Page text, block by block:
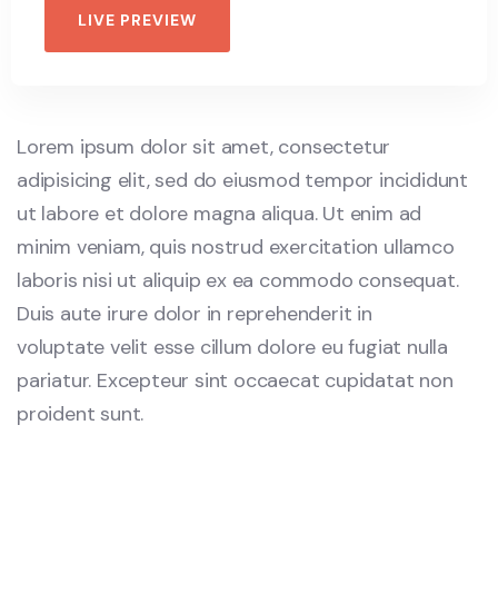
LIVE PREVIEW
Lorem ipsum dolor sit amet, consectetur
adipisicing elit, sed do eiusmod tempor incididunt
ut labore et dolore magna aliqua. Ut enim ad
minim veniam, quis nostrud exercitation ullamco
laboris nisi ut aliquip ex ea commodo consequat.
Duis aute irure dolor in reprehenderit in
voluptate velit esse cillum dolore eu fugiat nulla
pariatur. Excepteur sint occaecat cupidatat non
proident sunt.